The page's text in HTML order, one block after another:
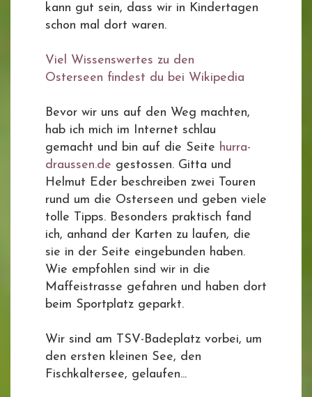
kann gut sein, dass wir in Kindertagen
schon mal dort waren.
Viel Wissenswertes zu den
Osterseen findest du bei Wikipedia
Bevor wir uns auf den Weg machten,
hab ich mich im Internet schlau
gemacht und bin auf die Seite hurra-
draussen.de gestossen. Gitta und
Helmut Eder beschreiben zwei Touren
rund um die Osterseen und geben viele
tolle Tipps. Besonders praktisch fand
ich, anhand der Karten zu laufen, die
sie in der Seite eingebunden haben.
Wie empfohlen sind wir in die
Maffeistrasse gefahren und haben dort
beim Sportplatz geparkt.
Wir sind am TSV-Badeplatz vorbei, um
den ersten kleinen See, den
Fischkaltersee, gelaufen...